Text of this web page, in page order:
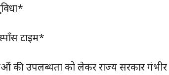
टाइम*
की उपलब्धता को लेकर राज्य सरकार गंभीर